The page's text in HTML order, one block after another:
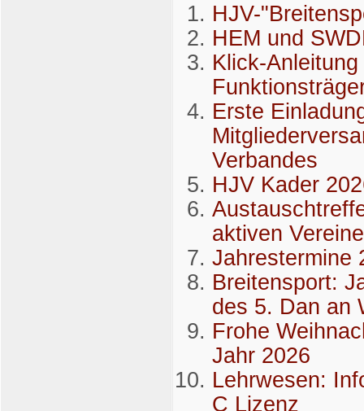
HJV-
HEM und
Klick-
Erste
Verbandes
HJV Kader
aktiven Vereine
Jahrestermine
Breitensport:
des 5. Dan an
Frohe
Jahr 2026
Lehrwesen:
C Lizenz